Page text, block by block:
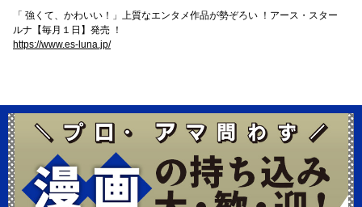
「 強くて、かわいい！」上質なエンタメ作品が勢ぞろい ！アース・スター
ルナ【毎月１日】発売 ！
https://www.es-luna.jp/